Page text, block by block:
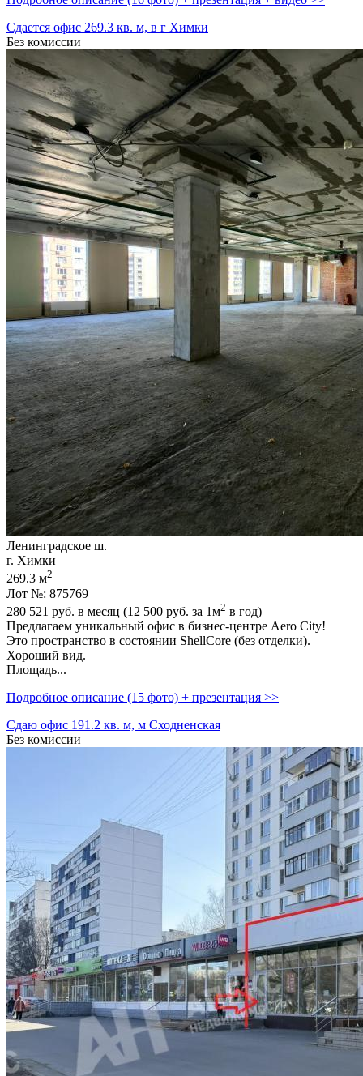
Сдается офис 269.3 кв. м, в г Химки
Без комиссии
Ленинградское ш.
г. Химки
269.3 м2
Лот №: 875769
280 521 руб. в месяц (12 500 руб. за 1м2 в год)
Предлагаем уникальный офис в бизнес-центре Aero City!
Это пространство в состоянии ShellCore (без отделки).
Хороший вид.
Площадь...
Подробное описание (15 фото) + презентация >>
Сдаю офис 191.2 кв. м, м Сходненская
Без комиссии